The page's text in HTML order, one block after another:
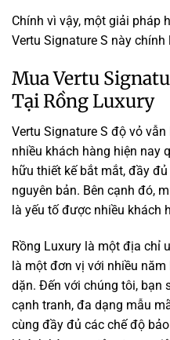
Chính vì vậy, một giải pháp
Vertu Signature S này
Mua Vertu
Tại Rồng Luxury
Vertu Signature S độ vỏ
nhiều khách hàng hiện nay
hữu thiết kế bắt mắt, đầy
nguyên bản. Bên cạnh đó,
là yếu tố được nhiều khách
Rồng Luxury là một địa chỉ
là một đơn vị với nhiều
dặn. Đến với chúng tôi, bạn
cạnh tranh, đa dạng mẫu
cùng đầy đủ các chế độ